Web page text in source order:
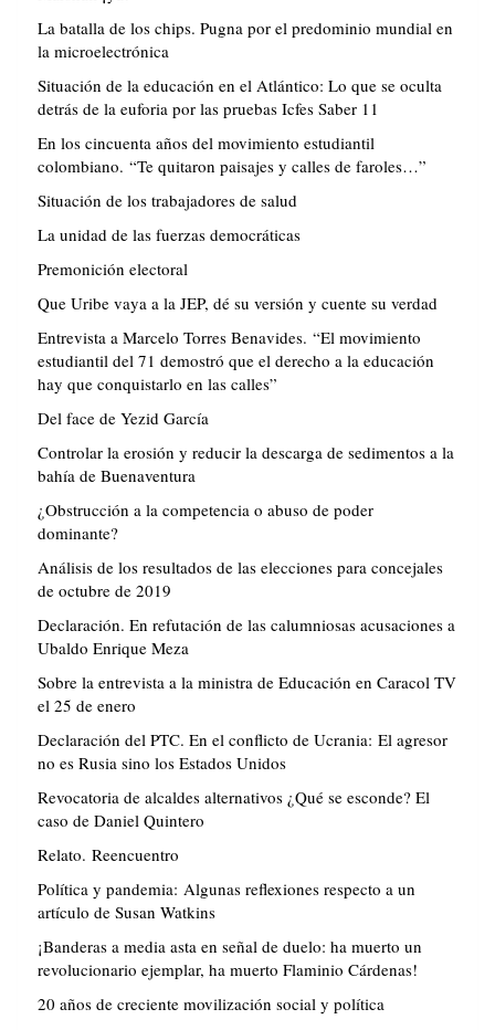
La batalla de los chips. Pugna por el predominio mundial en
la microelectrónica
Situación de la educación en el Atlántico: Lo que se oculta
detrás de la euforia por las pruebas Icfes Saber 11
En los cincuenta años del movimiento estudiantil
colombiano. “Te quitaron paisajes y calles de faroles…”
Situación de los trabajadores de salud
La unidad de las fuerzas democráticas
Premonición electoral
Que Uribe vaya a la JEP, dé su versión y cuente su verdad
Entrevista a Marcelo Torres Benavides. “El movimiento
estudiantil del 71 demostró que el derecho a la educación
hay que conquistarlo en las calles”
Del face de Yezid García
Controlar la erosión y reducir la descarga de sedimentos a la
bahía de Buenaventura
¿Obstrucción a la competencia o abuso de poder
dominante?
Análisis de los resultados de las elecciones para concejales
de octubre de 2019
Declaración. En refutación de las calumniosas acusaciones a
Ubaldo Enrique Meza
Sobre la entrevista a la ministra de Educación en Caracol TV
el 25 de enero
Declaración del PTC. En el conflicto de Ucrania: El agresor
no es Rusia sino los Estados Unidos
Revocatoria de alcaldes alternativos ¿Qué se esconde? El
caso de Daniel Quintero
Relato. Reencuentro
Política y pandemia: Algunas reflexiones respecto a un
artículo de Susan Watkins
¡Banderas a media asta en señal de duelo: ha muerto un
revolucionario ejemplar, ha muerto Flaminio Cárdenas!
20 años de creciente movilización social y política